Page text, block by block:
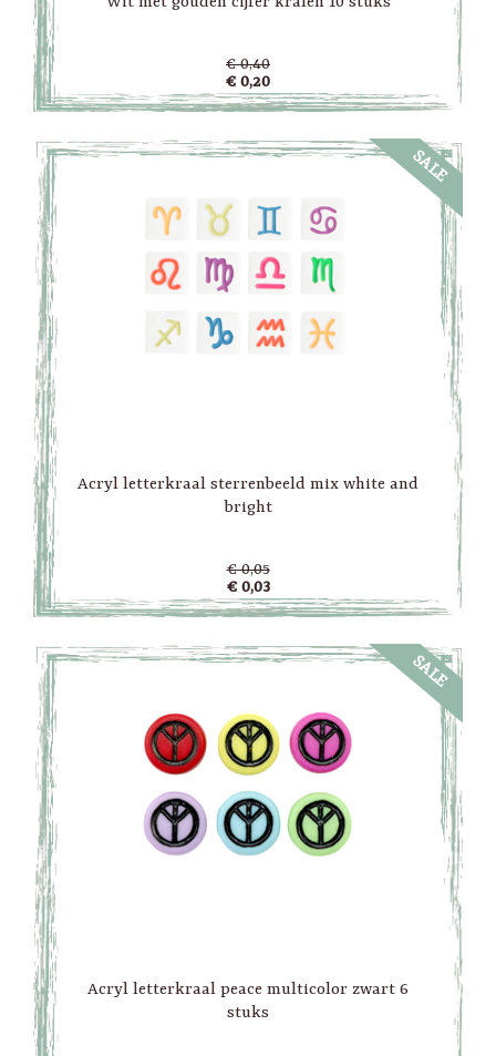
€ 0,40
€ 0,20
SALE
Acryl letterkraal sterrenbeeld mix white and
bright
€ 0,05
€ 0,03
SALE
Acryl letterkraal peace multicolor zwart 6
stuks